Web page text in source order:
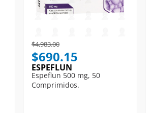
Inmunológico
Price reduced from
$4,983.00to
$690.15
ESPEFLUN
Espeflun 500 mg, 50
Comprimidos.